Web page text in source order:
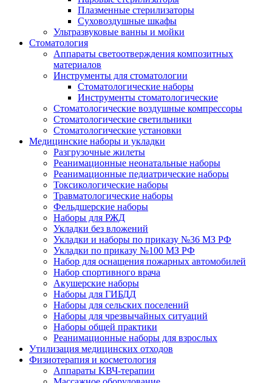
Плазменные стерилизаторы
Суховоздушные шкафы
Ультразвуковые ванны и мойки
Стоматология
Аппараты светоотверждения композитных
материалов
Инструменты для стоматологии
Стоматологические наборы
Инструменты стоматологические
Стоматологические воздушные компрессоры
Стоматологические светильники
Стоматологические установки
Медицинские наборы и укладки
Разгрузочные жилеты
Реанимационные неонатальные наборы
Реанимационные педиатрические наборы
Токсикологические наборы
Травматологические наборы
Фельдшерские наборы
Наборы для РЖД
Укладки без вложений
Укладки и наборы по приказу №36 МЗ РФ
Укладки по приказу №100 МЗ РФ
Набор для оснащения пожарных автомобилей
Набор спортивного врача
Акушерские наборы
Наборы для ГИБДД
Наборы для сельских поселений
Наборы для чрезвычайных ситуаций
Наборы общей практики
Реанимационные наборы для взрослых
Утилизация медицинских отходов
Физиотерапия и косметология
Аппараты KВЧ-терапии